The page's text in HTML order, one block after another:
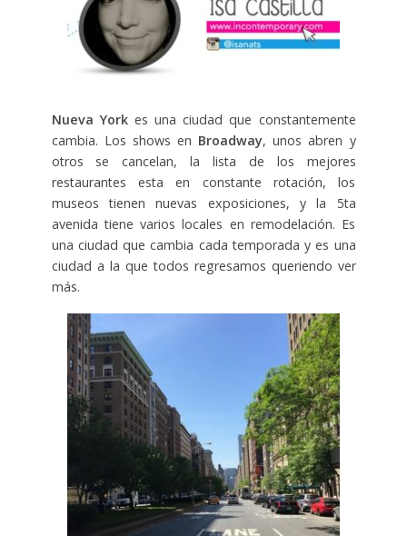
Nueva Yorkes una ciudad que constantemente
cambia. Los shows en Broadway, unos abren y
otros se cancelan, la lista de los mejores
restaurantes esta en constante rotación, los
museos tienen nuevas exposiciones, y la 5ta
avenida tiene varios locales en remodelación. Es
una ciudad que cambia cada temporada y es una
ciudad a la que todos regresamos queriendo ver
más.